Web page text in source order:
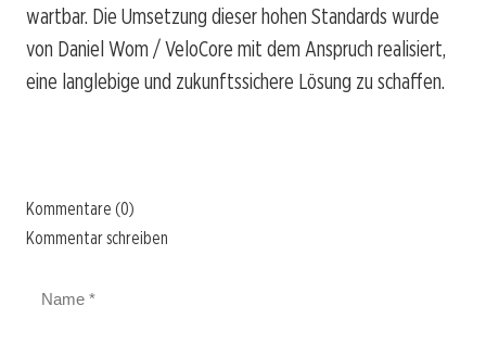
wartbar. Die Umsetzung dieser hohen Standards wurde
von Daniel Wom / VeloCore mit dem Anspruch realisiert,
eine langlebige und zukunftssichere Lösung zu schaffen.
Kommentare (0)
Kommentar schreiben